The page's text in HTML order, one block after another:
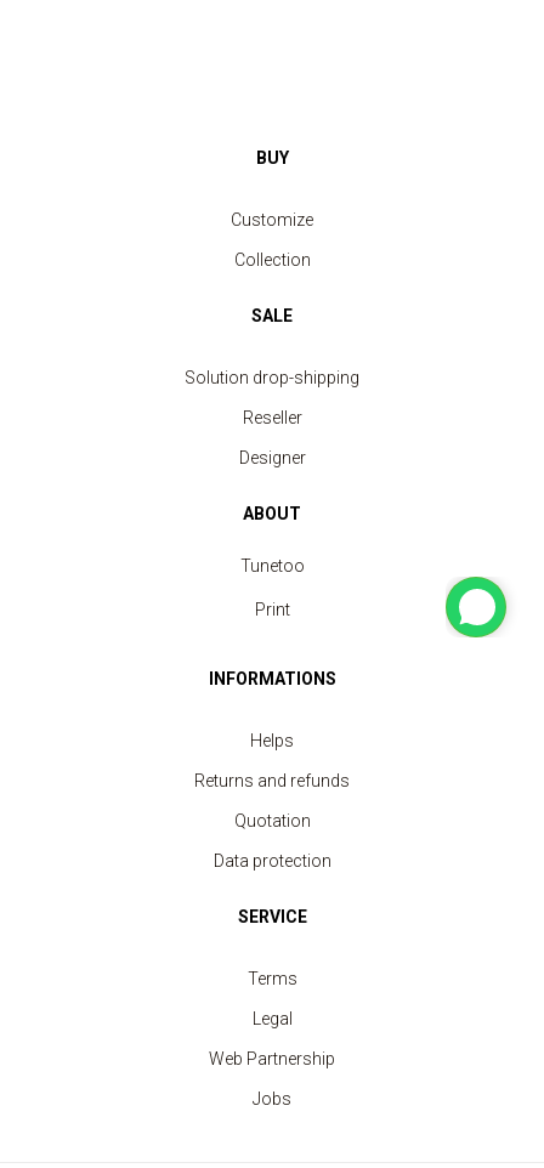
BUY
Customize
Collection
SALE
Solution drop-shipping
Reseller
Designer
ABOUT
Tunetoo
Print
INFORMATIONS
Helps
Returns and refunds
Quotation
Data protection
SERVICE
Terms
Legal
Web Partnership
Jobs